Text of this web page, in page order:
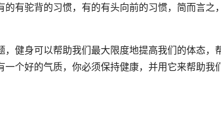
有驼背的习惯，有的有头向前的习惯，简而言之
健身可以帮助我们最大限度地提高我们的体态，
个好的气质，你必须保持健康，并用它来帮助我